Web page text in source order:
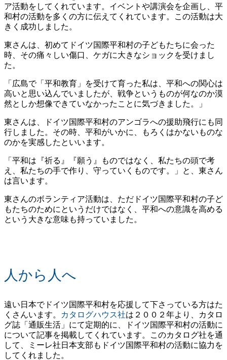
ア活動をしてくれています。イベントや講演会を企画し、平
和村の活動を多くの方に伝えてくれています。この活動は大
きく成功しました。
東さんは、初めてドイツ国際平和村の子どもたちに会った
時、その痛々しい傷口、ケガに大きなショックを受けまし
た。
「広島で「平和教育」を受けて育った私は、平和への関心は
高いと思い込んでいましたが、戦争というものが何なのか漠
然としか想像できていなかったことに気づきました。」
東さんは、ドイツ国際平和村のアンゴラへの援助飛行にも同
行しました。その時、平和がいかに、もろくはかないものな
のかを実感したといいます。
「平和は『祈る』『願う』ものではなく、私たちの頭で考
え、私たちの手で作り、守っていくものです。」と、東さん
は言います。
東さんのボランティア活動は、ただドイツ国際平和村の子ど
もたちのためにというだけではなく、平和への意識を高める
という大きな意味も持っていました。
人から人へ
遠い日本でドイツ国際平和村を応援して下さっている方はた
くさんいます。
カタログハウス社は２００２年より、カタロ
グ誌「通販生活」にて定期的に、ドイツ国際平和村の活動に
について記事を掲載してくれています。このカタログ社を通
して、ミーレ社日本支部もドイツ国際平和村の活動に協力を
してくれました。